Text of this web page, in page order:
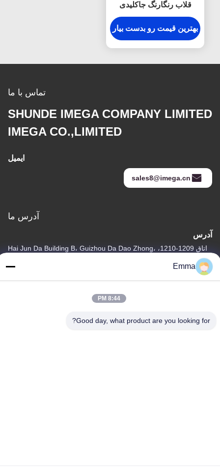
قلاب رنگارنگ جاکلیدی
مربعی پلاستیکی
بهترین قیمت رو بدست بیار
تماس با ما
SHUNDE IMEGA COMPANY LIMITED
IMEGA CO.,LIMITED
ایمیل
sales8@imega.cn
آدرس ما
آدرس
اتاق 1209-1210، Hai Jun Da Building B، Guizhou Da Dao Zhong،
تلفن
Emma
8:44 PM
Good day, what product are you looking for?